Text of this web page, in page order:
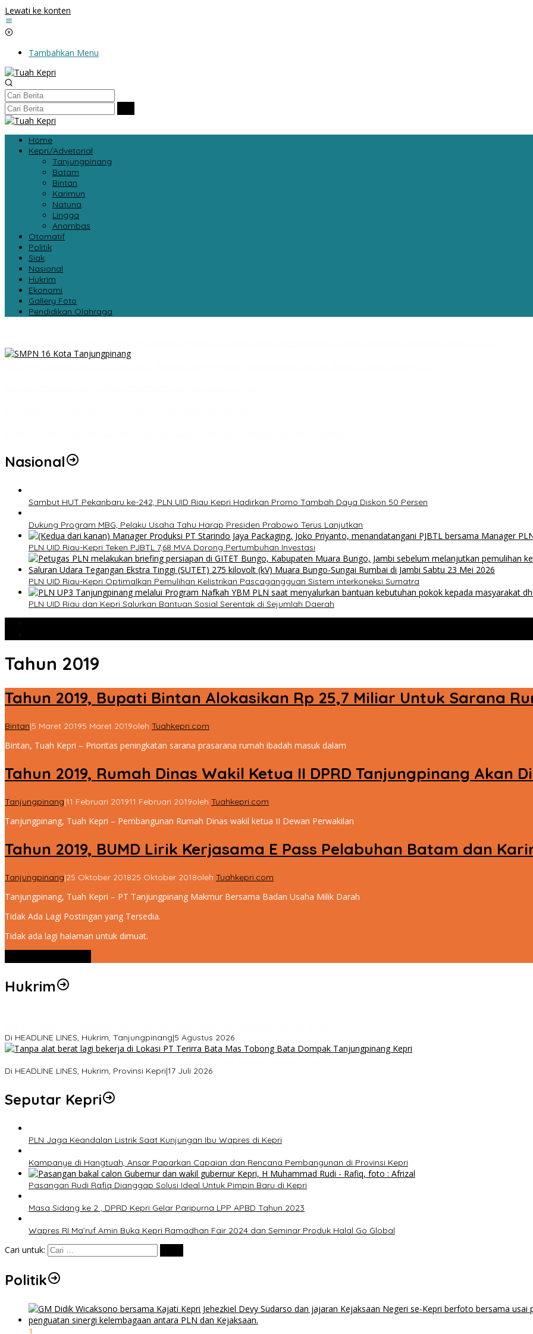
Lewati ke konten
Tambahkan Menu
Home
Kepri/Advetorial
Tanjungpinang
Batam
Bintan
Karimun
Natuna
Lingga
Anambas
Otomatif
Politik
Siak
Nasional
Hukrim
Ekonomi
Gallery Foto
Pendidikan Olahraga
Nasional
Sambut HUT Pekanbaru ke-242, PLN UID Riau Kepri Hadirkan Promo Tambah Daya Diskon 50 Persen
Dukung Program MBG, Pelaku Usaha Tahu Harap Presiden Prabowo Terus Lanjutkan
PLN UID Riau-Kepri Teken PJBTL 7,68 MVA Dorong Pertumbuhan Investasi
PLN UID Riau-Kepri Optimalkan Pemulihan Kelistrikan Pascagangguan Sistem interkoneksi Sumatra
PLN UID Riau dan Kepri Salurkan Bantuan Sosial Serentak di Sejumlah Daerah
Tahun 2019
Tahun 2019, Bupati Bintan Alokasikan Rp 25,7 Miliar Untuk Sarana
Bintan|5 Maret 20195 Maret 2019oleh Tuahkepri.com
Bintan, Tuah Kepri – Prioritas peningkatan sarana prasarana rumah ibadah masuk dalam
Tahun 2019, Rumah Dinas Wakil Ketua II DPRD Tanjungpinang Akan
Tanjungpinang|11 Februari 201911 Februari 2019oleh Tuahkepri.com
Tanjungpinang, Tuah Kepri – Pembangunan Rumah Dinas wakil ketua II Dewan Perwakilan
Tahun 2019, BUMD Lirik Kerjasama E Pass Pelabuhan Batam dan
Tanjungpinang|25 Oktober 201825 Oktober 2018oleh Tuahkepri.com
Tanjungpinang, Tuah Kepri – PT Tanjungpinang Makmur Bersama Badan Usaha Milik Darah
Tidak Ada Lagi Postingan yang Tersedia.
Tidak ada lagi halaman untuk dimuat.
Hukrim
Di HEADLINE LINES, Hukrim, Tanjungpinang|5 Agustus 2026
Di HEADLINE LINES, Hukrim, Provinsi Kepri|17 Juli 2026
Seputar Kepri
PLN Jaga Keandalan Listrik Saat Kunjungan Ibu Wapres di Kepri
Kampanye di Hangtuah, Ansar Paparkan Capaian dan Rencana Pembangunan di Provinsi Kepri
Pasangan Rudi Rafiq Dianggap Solusi Ideal Untuk Pimpin Baru di Kepri
Masa Sidang ke 2 , DPRD Kepri Gelar Paripurna LPP APBD Tahun 2023
Wapres RI Ma’ruf Amin Buka Kepri Ramadhan Fair 2024 dan Seminar Produk Halal Go Global
Cari untuk:
Politik
1